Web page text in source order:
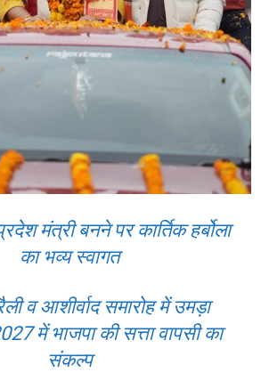
मंत्री बनने पर कार्तिक हर्बोला
का भव्य स्वागत
व आशीर्वाद समारोह में उमड़ा
में भाजपा की सत्ता वापसी का
संकल्प